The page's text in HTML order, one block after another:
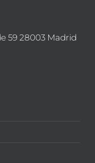
59 28003 Madrid